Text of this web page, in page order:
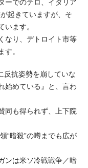
ーでのテロ、イタリア
起きていますが、そ
ます。
なり、デトロイト市等
。
反抗姿勢を崩していな
始めている』と、言わ
同も得られず、上下院
暗殺”の噂までも広が
ンは米ソ冷戦戦争／暗